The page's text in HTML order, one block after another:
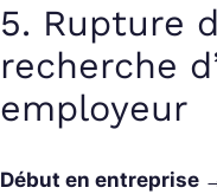
5. Rupture
recherche
employeur
Début en entreprise